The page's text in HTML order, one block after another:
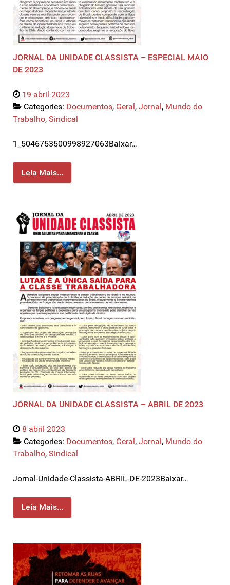
JORNAL DA UNIDADE CLASSISTA – ESPECIAL MAIO
DE 2023
19 abril 2023
Categories: Documentos, Geral, Jornal, Mundo do
Trabalho, Sindical
1_5046753500998927063Baixar…
Leia Mais...
JORNAL DA UNIDADE CLASSISTA – ABRIL DE 2023
8 abril 2023
Categories: Documentos, Geral, Jornal, Mundo do
Trabalho, Sindical
Jornal-Unidade-Classista-ABRIL-DE-2023Baixar…
Leia Mais...